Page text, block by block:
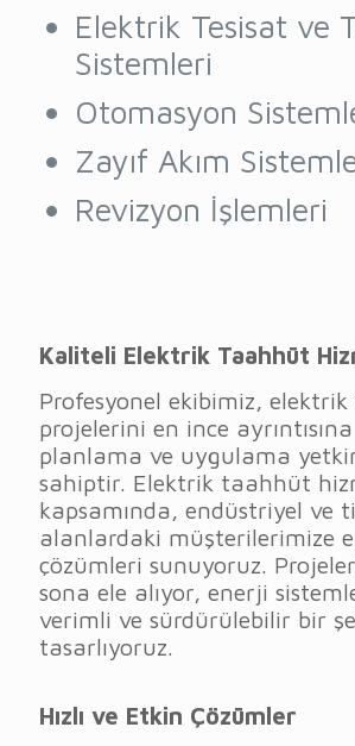
Elektrik Tesisat ve
Sistemleri
Otomasyon
Zayıf Akım
Revizyon İşlemleri
Kaliteli Elektrik Taahhüt
Profesyonel ekibimiz, elektrik
projelerini en ince
planlama ve uygulama
sahiptir. Elektrik taahhüt
kapsamında, endüstriyel ve
alanlardaki müşterilerimize
çözümleri sunuyoruz.
sona ele alıyor, enerji
verimli ve sürdürülebilir bir
tasarlıyoruz.
Hızlı ve Etkin Çözümler